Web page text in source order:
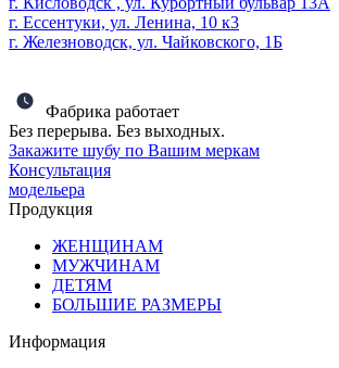
г. Ессентуки, ул. Ленина, 10 к3
г. Железноводск, ул. Чайковского, 1Б
Фабрика работает
Без перерыва. Без выходных.
Закажите шубу по Вашим меркам
Консультация
модельера
Продукция
ЖЕНЩИНАМ
МУЖЧИНАМ
ДЕТЯМ
БОЛЬШИЕ РАЗМЕРЫ
Информация